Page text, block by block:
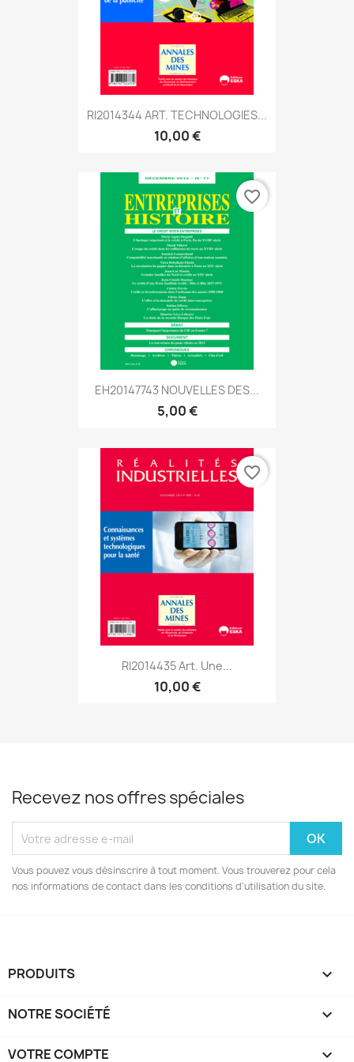
RI2014344 ART. TECHNOLOGIES...
10,00 €
EH20147743 NOUVELLES DES...
5,00 €
favorite_border
RI2014435 Art. Une...
10,00 €
favorite_border
Recevez nos offres spéciales
Vous pouvez vous désinscrire à tout moment. Vous trouverez pour cela
nos informations de contact dans les conditions d'utilisation du site.
PRODUITS 
NOTRE SOCIÉTÉ 
VOTRE COMPTE 